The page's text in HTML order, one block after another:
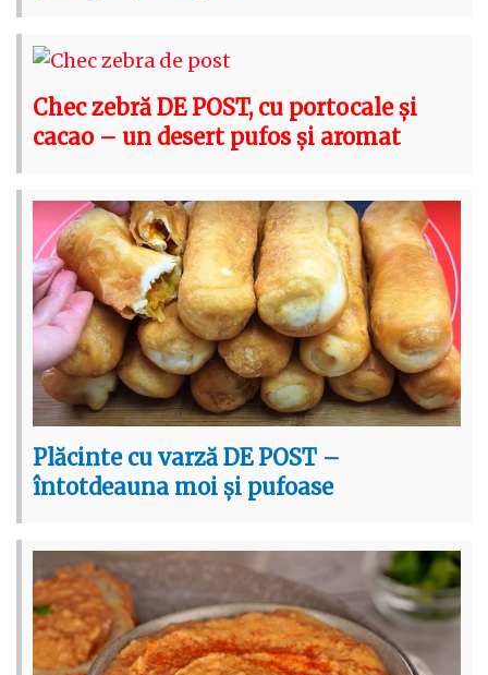
Chec zebră DE POST, cu portocale și
cacao – un desert pufos și aromat
Plăcinte cu varză DE POST –
întotdeauna moi și pufoase